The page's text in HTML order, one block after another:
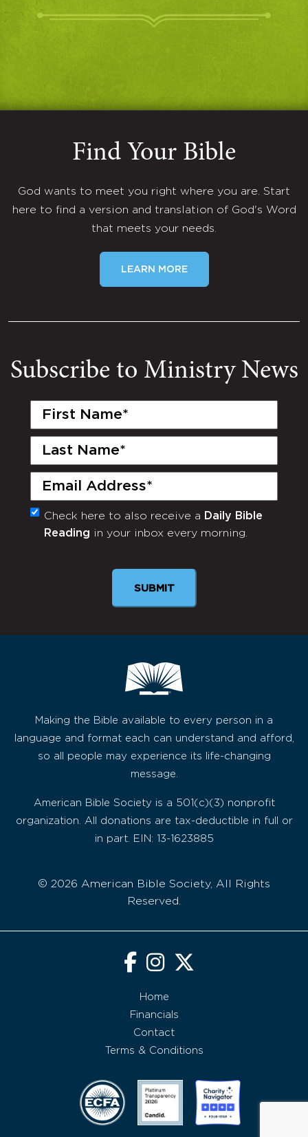
Find Your Bible
God wants to meet you right where you are. Start
here to find a version and translation of God's Word
that meets your needs.
LEARN MORE
Subscribe to Ministry News
First
Last
Email
(Required)
Monthly
Newsletter
Check here to also receive a Daily Bible
Reading in your inbox every morning.
SUBMIT
Making the Bible available to every person in a
language and format each can understand and afford,
so all people may experience its life-changing
message.
American Bible Society is a 501(c)(3) nonprofit
organization. All donations are tax-deductible in full or
in part. EIN: 13-1623885
© 2026 American Bible Society, All Rights
Reserved.
Home
Financials
Contact
Terms & Conditions